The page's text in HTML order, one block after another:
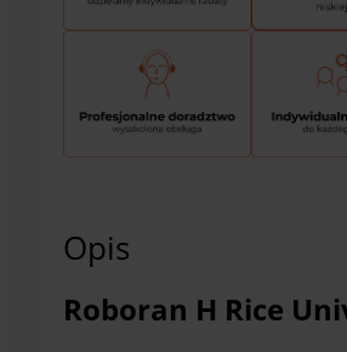
Opis
Roboran H Rice